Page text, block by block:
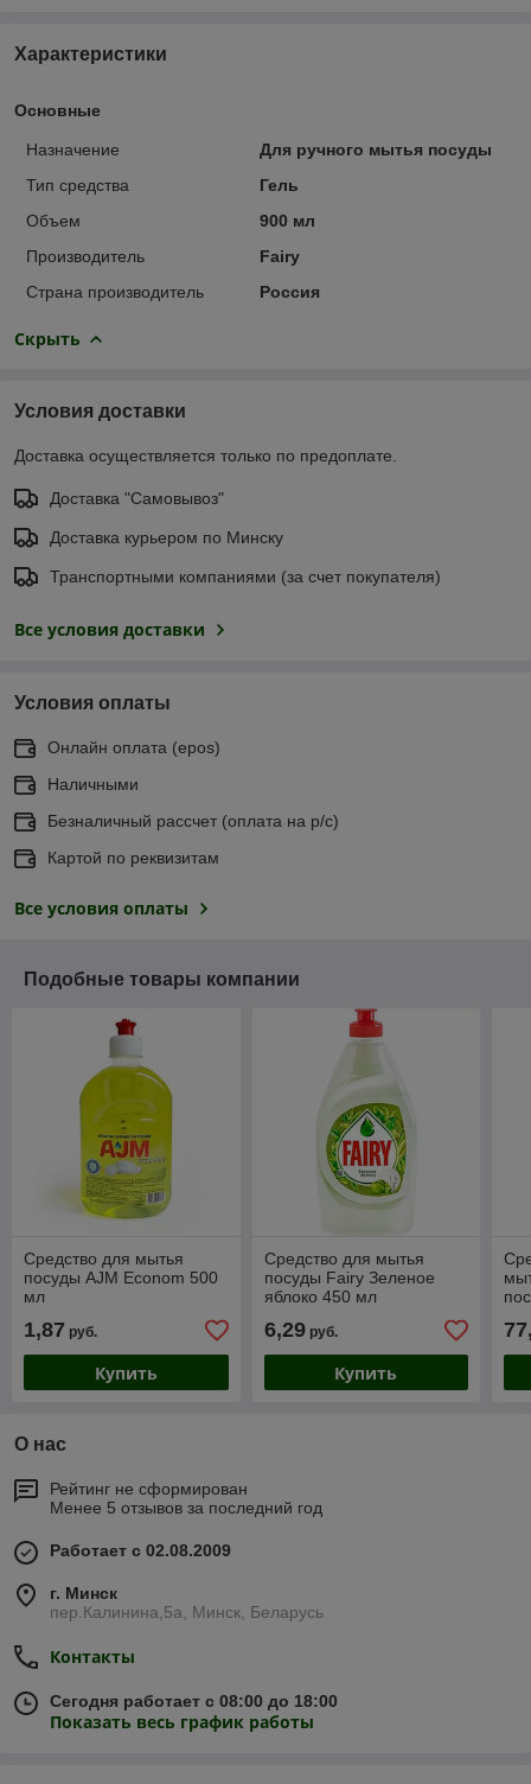
Характеристики
Основные
Назначение
Для ручного мытья посуды
Тип средства
Гель
Объем
900 мл
Производитель
Fairy
Страна производитель
Россия
Скрыть
Условия доставки
Доставка осуществляется только по предоплате.
Доставка "Самовывоз"
Доставка курьером по Минску
Транспортными компаниями (за счет покупателя)
Все условия доставки
Условия оплаты
Онлайн оплата (еpos)
Наличными
Безналичный рассчет (оплата на р/с)
Картой по реквизитам
Все условия оплаты
Подобные товары компании
Средство для мытья
посуды AJM Econom 500
мл
1,87 руб.
Купить
Средство для мытья
посуды Fairy Зеленое
яблоко 450 мл
6,29руб.
Купить
О нас
Рейтинг не сформирован
Менее 5 отзывов за последний год
Работает с 02.08.2009
г. Минск
пер.Калинина,5а, Минск, Беларусь
Контакты
Сегодня работает с 08:00 до 18:00
Показать весь график работы